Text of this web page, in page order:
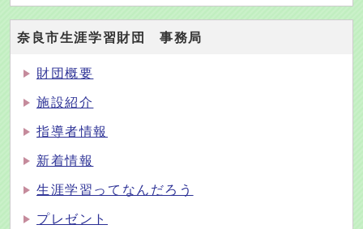
奈良市生涯学習財団 事務局
財団概要
施設紹介
指導者情報
新着情報
生涯学習ってなんだろう
プレゼント